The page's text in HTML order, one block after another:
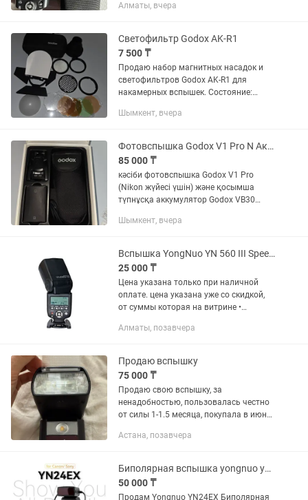
Алматы, вчера
Светофильтр Godox AK-R1
7 500 ₸
Продаю набор магнитных насадок и
светофильтров Godox AK-R1 для
накамерных вспышек. Состояние:
рабочем состоянии. Комплект:
(сотовый...
Шымкент, вчера
Фотовспышка Godox V1 Pro N Аккумулятор Godox VB30
85 000 ₸
кәсіби фотовспышка Godox V1 Pro
(Nikon жүйесі үшін) және қосымша
түпнұсқа аккумулятор Godox VB30
жақсы, мінсіз атқарады. Лампасы
Шымкент, вчера
Вспышка YongNuo YN 560 III Speedlite Рассрочка Магазин Red Geek
25 000 ₸
Цена указана только при наличной
оплате. цена указана уже со скидкой,
от суммы которая на витрине •
Гарантия -30 дней • Вспышка YongNuo
Алматы, позавчера
Продаю вспышку
75 000 ₸
Продаю свою вспышку, за
ненадобностью, пользовалась честно
от силы 1-1.5 месяца, покупала в июне,
идеальном состоянии Я уже не
и...
Астана, позавчера
Биполярная вспышка yongnuo yn24ex
50 000 ₸
Продам Yongnuo YN24EX Биполярная